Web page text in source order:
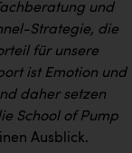
und
Strategie, die
für unsere
ist Emotion und
daher setzen
School of Pump
Ausblick.